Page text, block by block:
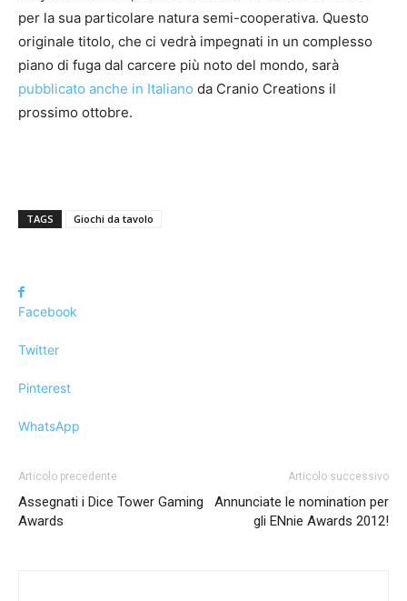
per la sua particolare natura semi-cooperativa. Questo
originale titolo, che ci vedrà impegnati in un complesso
piano di fuga dal carcere più noto del mondo, sarà
pubblicato anche in Italiano da Cranio Creations il
prossimo ottobre.
TAGS Giochi da tavolo
Facebook
Twitter
Pinterest
WhatsApp
Articolo precedente
Assegnati i Dice Tower Gaming
Awards
Articolo successivo
Annunciate le nomination per
gli ENnie Awards 2012!